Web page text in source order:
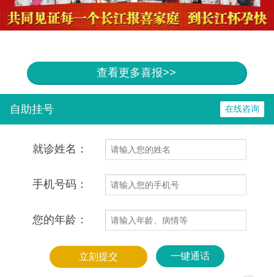
查看更多喜报>>
自助挂号 在线咨询
就诊姓名：
手机号码：
您的年龄：
一键通话